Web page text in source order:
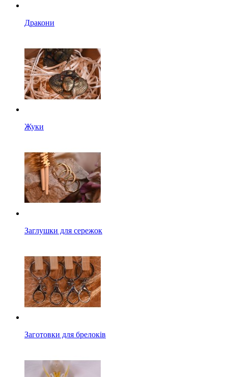
Дракони
Жуки
Заглушки для сережок
Заготовки для брелоків